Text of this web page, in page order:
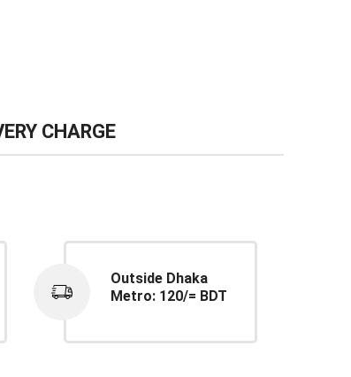
CHARGE
Outside Dhaka
Metro: 120/= BDT